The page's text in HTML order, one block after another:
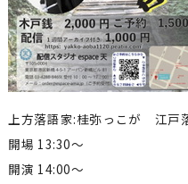
上方落語家:桂弥っこが 江戸
開場 13:30～
開演 14:00～